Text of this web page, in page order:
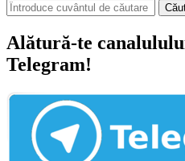
Alătură-te
Telegram!